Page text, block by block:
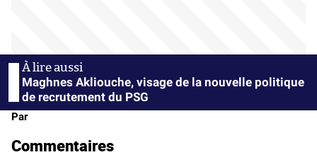
Maghnes Akliouche, visage de la nouvelle politique
de recrutement du PSG
Par
Commentaires